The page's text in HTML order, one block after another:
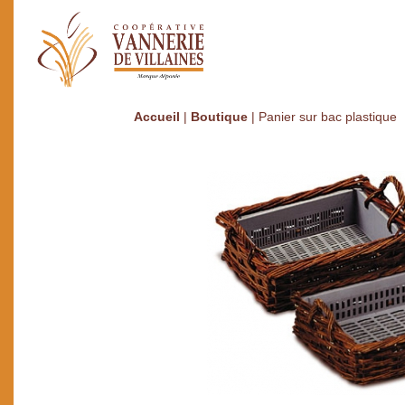
Accueil | Boutique| Panier sur bac plastique